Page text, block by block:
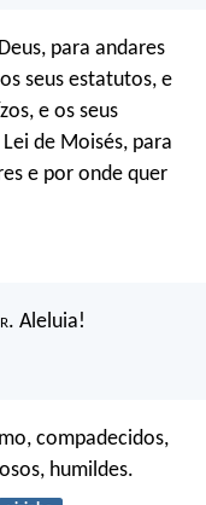
para andares
seus estatutos, e
e os seus
de Moisés, para
e por onde quer
. Aleluia!
compadecidos,
humildes.